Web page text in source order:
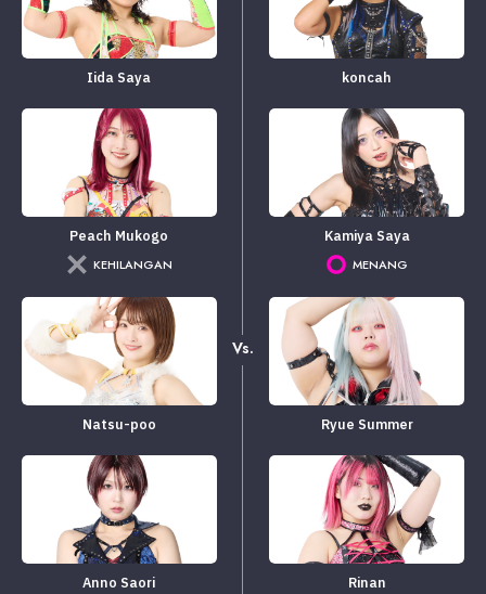
Iida Saya
Peach Mukogo
KEHILANGAN
Natsu-poo
Anno Saori
Vs.
koncah
Kamiya Saya
MENANG
Ryue Summer
Rinan